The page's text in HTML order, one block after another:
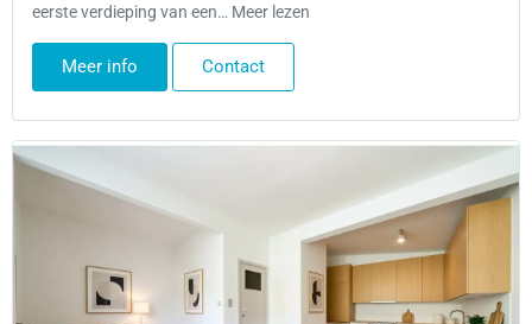
eerste verdieping van een… Meer lezen
Meer info Contact